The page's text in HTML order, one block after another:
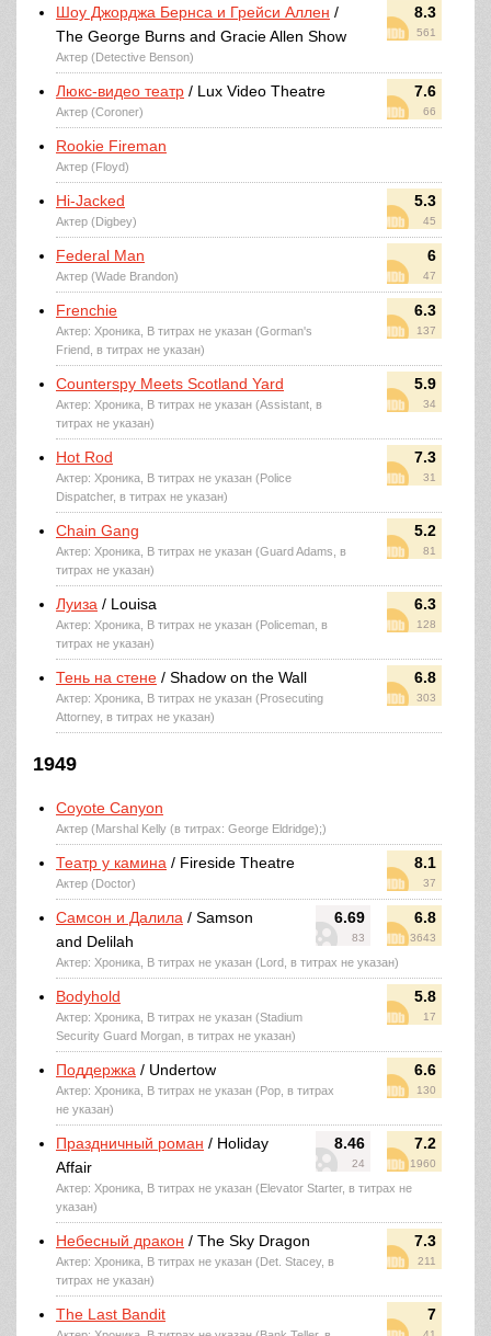
8.3
561
Шоу Джорджа Бернса и Грейси Аллен /
The George Burns and Gracie Allen Show
Актер (Detective Benson)
7.6
66
Люкс-видео театр / Lux Video Theatre
Актер (Coroner)
Rookie Fireman
Актер (Floyd)
5.3
45
Hi-Jacked
Актер (Digbey)
6
47
Federal Man
Актер (Wade Brandon)
6.3
137
Frenchie
Актер: Хроника, В титрах не указан (Gorman's
Friend, в титрах не указан)
5.9
34
Counterspy Meets Scotland Yard
Актер: Хроника, В титрах не указан (Assistant, в
титрах не указан)
7.3
31
Hot Rod
Актер: Хроника, В титрах не указан (Police
Dispatcher, в титрах не указан)
5.2
81
Chain Gang
Актер: Хроника, В титрах не указан (Guard Adams, в
титрах не указан)
6.3
128
Луиза / Louisa
Актер: Хроника, В титрах не указан (Policeman, в
титрах не указан)
6.8
303
Тень на стене / Shadow on the Wall
Актер: Хроника, В титрах не указан (Prosecuting
Attorney, в титрах не указан)
1949
Coyote Canyon
Актер (Marshal Kelly (в титрах: George Eldridge);)
8.1
37
Театр у камина / Fireside Theatre
Актер (Doctor)
6.69
83
6.8
3643
Самсон и Далила / Samson
and Delilah
Актер: Хроника, В титрах не указан (Lord, в титрах не указан)
5.8
17
Bodyhold
Актер: Хроника, В титрах не указан (Stadium
Security Guard Morgan, в титрах не указан)
6.6
130
Поддержка / Undertow
Актер: Хроника, В титрах не указан (Pop, в титрах
не указан)
8.46
24
7.2
1960
Праздничный роман / Holiday
Affair
Актер: Хроника, В титрах не указан (Elevator Starter, в титрах не
указан)
7.3
211
Небесный дракон / The Sky Dragon
Актер: Хроника, В титрах не указан (Det. Stacey, в
титрах не указан)
7
The Last Bandit